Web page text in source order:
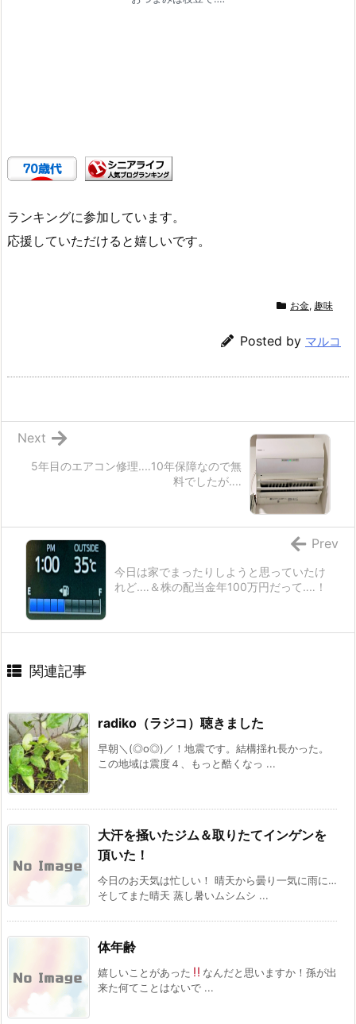
ランキングに参加しています。
応援していただけると嬉しいです。
お金, 趣味
Posted by マルコ
5年目のエアコン修理‥‥10年保障なので無
料でしたが‥‥
Next
今日は家でまったりしようと思っていたけ
れど‥‥＆株の配当金年100万円だって‥‥！
Prev
関連記事
radiko（ラジコ）聴きました
早朝＼(◎o◎)／！地震です。結構揺れ長かった。
この地域は震度４、もっと酷くなっ ...
大汗を掻いたジム＆取りたてインゲンを
頂いた！
今日のお天気は忙しい！ 晴天から曇り一気に雨に…
そしてまた晴天 蒸し暑いムシムシ ...
体年齢
嬉しいことがあった
なんだと思いますか！孫が出
来た何てことはないで ...